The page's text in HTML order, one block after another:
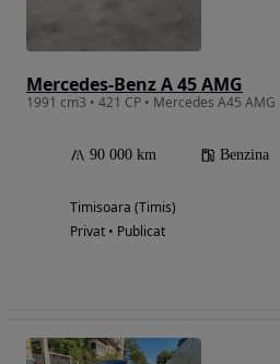
Mercedes-Benz A 45 AMG
1991 cm3 • 421 CP • Mercedes A45 AMG
90 000 km Benzina
Timisoara (Timis)
Privat • Publicat